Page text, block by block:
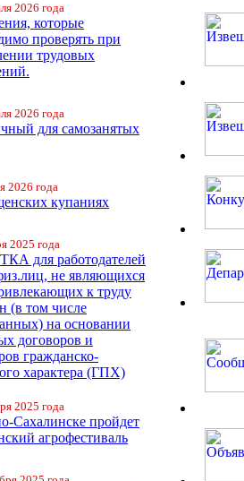
2026 года
которые
проверять при
трудовых
2026 года
для самозанятых
2026 года
купаниях
2025 года
для работодателей
не являющихся
к труду
(в том числе
на основании
договоров и
гражданско-
характера (ГПХ)
2025 года
Сахалинске пройдет
агрофестиваль